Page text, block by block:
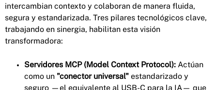
intercambian contexto y colaboran de manera fluida,
segura y estandarizada. Tres pilares tecnológicos clave,
trabajando en sinergia, habilitan esta visión
transformadora:
Servidores MCP (Model Context Protocol): Actúan
como un "conector universal" estandarizado y
seguro —el equivalente al USB-C para la IA— que